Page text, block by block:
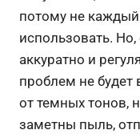
потому не каждый
использовать.
аккуратно и
проблем не будет
от темных тонов,
заметны пыль,